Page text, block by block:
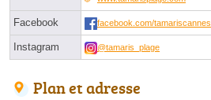
Facebook facebook.com/tamariscannes
Instagram @tamaris_plage
Plan et adresse